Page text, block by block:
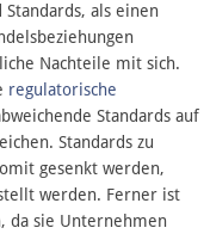
Standards, als einen
Nachteile mit sich.
regulatorische
Standards auf
Standards zu
gesenkt werden,
werden. Ferner ist
da sie Unternehmen